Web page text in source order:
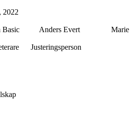
2022
Basic Anders Evert Marie
Justeringsperson